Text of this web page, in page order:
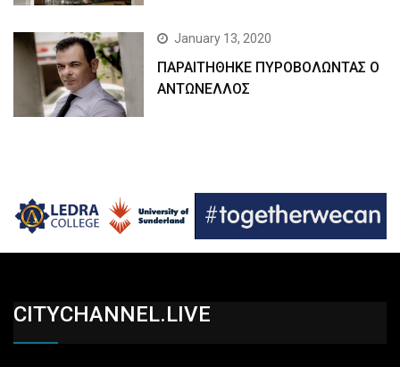
January 13, 2020
ΠΑΡΑΙΤΗΘΗΚΕ ΠΥΡΟΒΟΛΩΝΤΑΣ Ο
ΑΝΤΩΝΕΛΛΟΣ
CITYCHANNEL.LIVE